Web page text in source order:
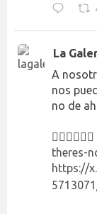
La
A
nos
no de
👉🏻👉🏻👉🏻
theres-
https://